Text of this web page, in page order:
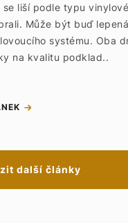
liší podle typu
Může být buď
systému. Oba
na kvalitu podklad..
další články